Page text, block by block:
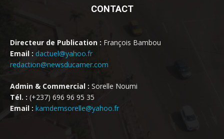
CONTACT
Directeur de Publication : François Bambou
Email : dactuel@yahoo.fr
redaction@newsducamer.com
Admin & Commercial : Sorelle Noumi
Tél. : (+237) 696 96 95 35
Email : kamdemsorelle@yahoo.fr